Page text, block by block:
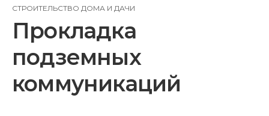
СТРОИТЕЛЬСТВО ДОМА И ДАЧИ
Прокладка
подземных
коммуникаций